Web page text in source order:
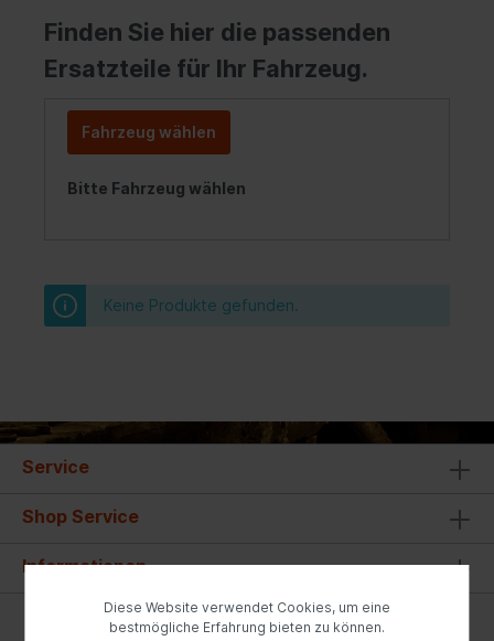
Finden Sie hier die passenden
Ersatzteile für Ihr Fahrzeug.
Fahrzeug wählen
Bitte Fahrzeug wählen
Keine Produkte gefunden.
Service
Shop Service
Informationen
* Alle Preise inkl. gesetzl. Mehrwertsteuer zzgl.
Diese Website verwendet Cookies, um eine
bestmögliche Erfahrung bieten zu können.